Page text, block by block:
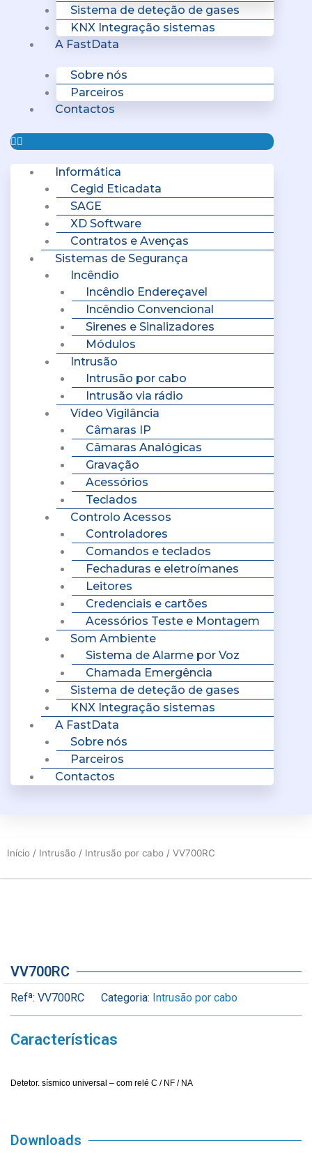
Sistema de deteção de gases
KNX Integração sistemas
A FastData
Sobre nós
Parceiros
Contactos
Informática
Cegid Eticadata
SAGE
XD Software
Contratos e Avenças
Sistemas de Segurança
Incêndio
Incêndio Endereçavel
Incêndio Convencional
Sirenes e Sinalizadores
Módulos
Intrusão
Intrusão por cabo
Intrusão via rádio
Vídeo Vigilância
Câmaras IP
Câmaras Analógicas
Gravação
Acessórios
Teclados
Controlo Acessos
Controladores
Comandos e teclados
Fechaduras e eletroímanes
Leitores
Credenciais e cartões
Acessórios Teste e Montagem
Som Ambiente
Sistema de Alarme por Voz
Chamada Emergência
Sistema de deteção de gases
KNX Integração sistemas
A FastData
Sobre nós
Parceiros
Contactos
Início / Intrusão / Intrusão por cabo / VV700RC
VV700RC
Refª: VV700RC Categoria: Intrusão por cabo
Características
Detetor. sísmico universal – com relé C / NF / NA
Downloads